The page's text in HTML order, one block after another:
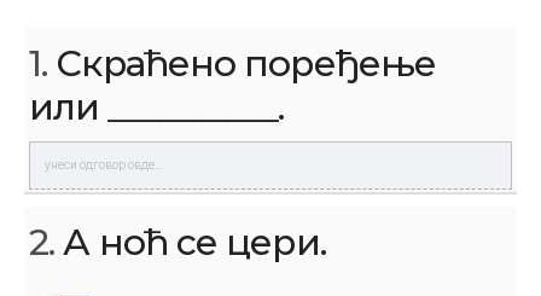
1. Скраћено поређење
или __________.
2.А ноћ се цери.